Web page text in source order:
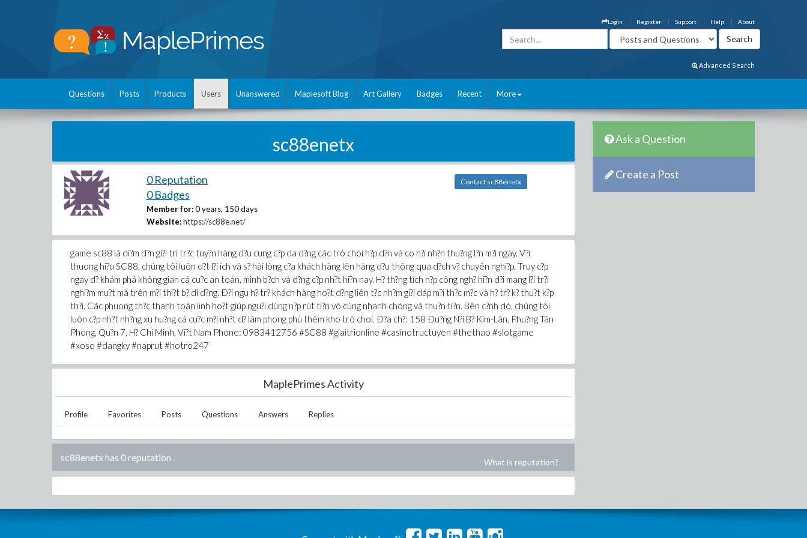
About
Help
Support
Register
Login
Advanced Search
Questions Posts Products Users Unanswered Maplesoft Blog Art Gallery Badges Recent More
sc88enetx
0 Reputation
0 Badges
Member for: 0 years, 150 days
Website: https://sc88e.net/
Contact sc88enetx
game sc88 là di?m d?n gi?i trí tr?c tuy?n hàng d?u cung c?p da d?ng các trò choi h?p d?n và co h?i nh?n thu?ng l?n m?i ngày. V?i
thuong hi?u SC88, chúng tôi luôn d?t l?i ích và s? hài lòng c?a khách hàng lên hàng d?u thông qua d?ch v? chuyên nghi?p. Truy c?p
ngay d? khám phá không gian cá cu?c an toàn, minh b?ch và d?ng c?p nh?t hi?n nay. H? th?ng tích h?p công ngh? hi?n d?i mang l?i tr?i
nghi?m mu?t mà trên m?i thi?t b? di d?ng. Ð?i ngu h? tr? khách hàng ho?t d?ng liên t?c nh?m gi?i dáp m?i th?c m?c và h? tr? k? thu?t k?p
th?i. Các phuong th?c thanh toán linh ho?t giúp ngu?i dùng n?p rút ti?n vô cùng nhanh chóng và thu?n ti?n. Bên c?nh dó, chúng tôi
luôn c?p nh?t nh?ng xu hu?ng cá cu?c m?i nh?t d? làm phong phú thêm kho trò choi. Ð?a ch?: 158 Ðu?ng N?i B? Kim-Lân, Phu?ng Tân
Phong, Qu?n 7, H? Chí Minh, Vi?t Nam Phone: 0983412756 #SC88 #giaitrionline #casinotructuyen #thethao #slotgame
#xoso #dangky #naprut #hotro247
MaplePrimes Activity
Profile Favorites Posts Questions Answers Replies
sc88enetx has 0 reputation . What is reputation?
Ask a Question
Create a Post